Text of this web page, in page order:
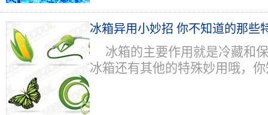
冰箱异用小妙招 你不知道的那些
冰箱的主要作用就是冷藏和
冰箱还有其他的特殊妙用哦，